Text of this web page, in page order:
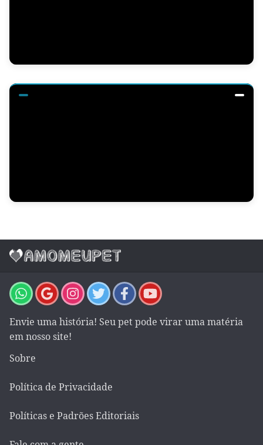
Envie uma história! Seu pet pode virar uma matéria
em nosso site!
Sobre
Política de Privacidade
Políticas e Padrões Editoriais